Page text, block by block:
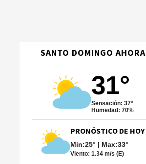
SANTO DOMINGO AHORA
31°
Sensación: 37°
Humedad: 70%
PRONÓSTICO DE HOY
Min:25° | Max:33°
Viento: 1.34 m/s (E)